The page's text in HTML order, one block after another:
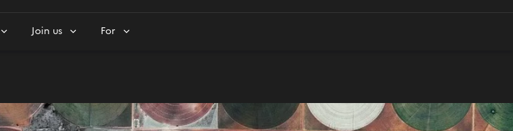
Join us For